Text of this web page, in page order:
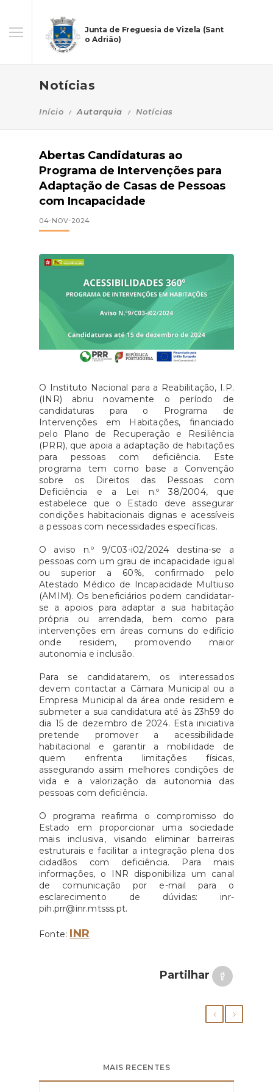
Junta de Freguesia de Vizela (Sant
o Adrião)
Notícias
Início Autarquia Notícias
Abertas Candidaturas ao
Programa de Intervenções para
Adaptação de Casas de Pessoas
com Incapacidade
04-NOV-2024
O Instituto Nacional para a Reabilitação, I.P.
(INR) abriu novamente o período de
candidaturas para o Programa de
Intervenções em Habitações, financiado
pelo Plano de Recuperação e Resiliência
(PRR), que apoia a adaptação de habitações
para pessoas com deficiência. Este
programa tem como base a Convenção
sobre os Direitos das Pessoas com
Deficiência e a Lei n.º 38/2004, que
estabelece que o Estado deve assegurar
condições habitacionais dignas e acessíveis
a pessoas com necessidades específicas.
O aviso n.º 9/C03-i02/2024 destina-se a
pessoas com um grau de incapacidade igual
ou superior a 60%, confirmado pelo
Atestado Médico de Incapacidade Multiuso
(AMIM). Os beneficiários podem candidatar-
se a apoios para adaptar a sua habitação
própria ou arrendada, bem como para
intervenções em áreas comuns do edifício
onde residem, promovendo maior
autonomia e inclusão.
Para se candidatarem, os interessados
devem contactar a Câmara Municipal ou a
Empresa Municipal da área onde residem e
submeter a sua candidatura até às 23h59 do
dia 15 de dezembro de 2024. Esta iniciativa
pretende promover a acessibilidade
habitacional e garantir a mobilidade de
quem enfrenta limitações físicas,
assegurando assim melhores condições de
vida e a valorização da autonomia das
pessoas com deficiência.
O programa reafirma o compromisso do
Estado em proporcionar uma sociedade
mais inclusiva, visando eliminar barreiras
estruturais e facilitar a integração plena dos
cidadãos com deficiência. Para mais
informações, o INR disponibiliza um canal
de comunicação por e-mail para o
esclarecimento de dúvidas: inr-
pih.prr@inr.mtsss.pt.
Fonte: INR
Partilhar
MAIS RECENTES